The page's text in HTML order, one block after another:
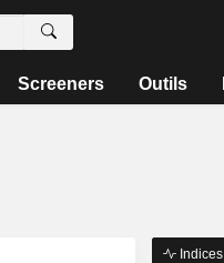
Screeners Outils
Indices